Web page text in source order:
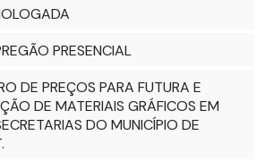
PRESENCIAL
DE PREÇOS PARA FUTURA E
DE MATERIAIS GRÁFICOS EM
DO MUNICÍPIO DE